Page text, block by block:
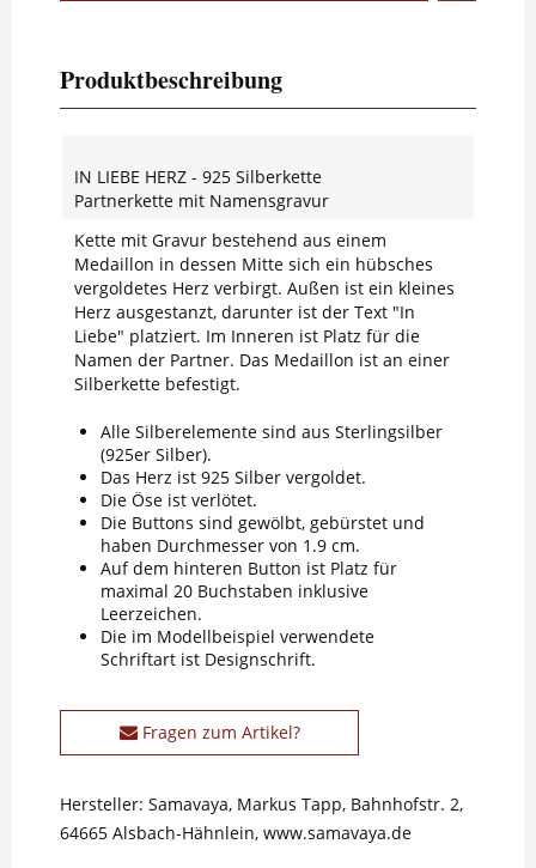
Produktbeschreibung
IN LIEBE HERZ - 925 Silberkette
Partnerkette mit Namensgravur
Kette mit Gravur bestehend aus einem
Medaillon in dessen Mitte sich ein hübsches
vergoldetes Herz verbirgt. Außen ist ein kleines
Herz ausgestanzt, darunter ist der Text "In
Liebe" platziert. Im Inneren ist Platz für die
Namen der Partner. Das Medaillon ist an einer
Silberkette befestigt.
Alle Silberelemente sind aus Sterlingsilber
(925er Silber).
Das Herz ist 925 Silber vergoldet.
Die Öse ist verlötet.
Die Buttons sind gewölbt, gebürstet und
haben Durchmesser von 1.9 cm.
Auf dem hinteren Button ist Platz für
maximal 20 Buchstaben inklusive
Leerzeichen.
Die im Modellbeispiel verwendete
Schriftart ist Designschrift.
Fragen zum Artikel?
Hersteller: Samavaya, Markus Tapp, Bahnhofstr. 2,
64665 Alsbach-Hähnlein, www.samavaya.de